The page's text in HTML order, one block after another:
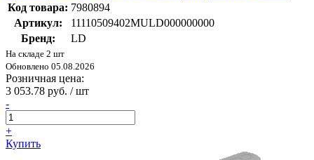
Код товара: 7980894
Артикул:
11110509402MULD000000000
Бренд:
LD
На складе 2 шт
Обновлено 05.08.2026
Розничная цена:
3 053.78 руб. / шт
-
+
Купить